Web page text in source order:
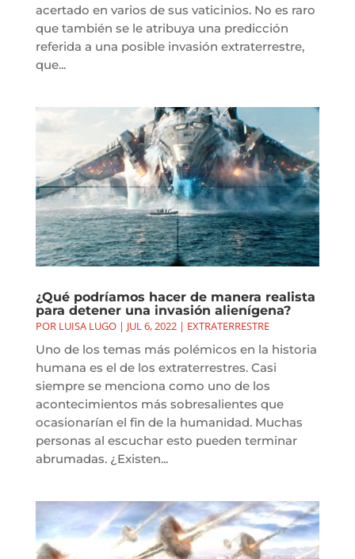
acertado en varios de sus vaticinios. No es raro
que también se le atribuya una predicción
referida a una posible invasión extraterrestre,
que...
¿Qué podríamos hacer de manera realista
para detener una invasión alienígena?
POR LUISA LUGO| JUL 6, 2022| EXTRATERRESTRE
Uno de los temas más polémicos en la historia
humana es el de los extraterrestres. Casi
siempre se menciona como uno de los
acontecimientos más sobresalientes que
ocasionarían el fin de la humanidad. Muchas
personas al escuchar esto pueden terminar
abrumadas. ¿Existen...